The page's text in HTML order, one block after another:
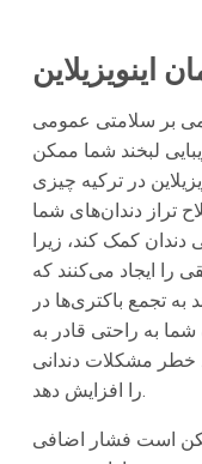
اینویزیلاین
بر سلامتی عمومی
لبخند شما ممکن
در ترکیه چیزی
تراز دندان‌های شما
کمک کند، زیرا
را ایجاد می‌کنند که
به تجمع باکتری‌ها در
به راحتی قادر به
خطر مشکلات دندانی
را افزایش دهد.
است فشار اضافی